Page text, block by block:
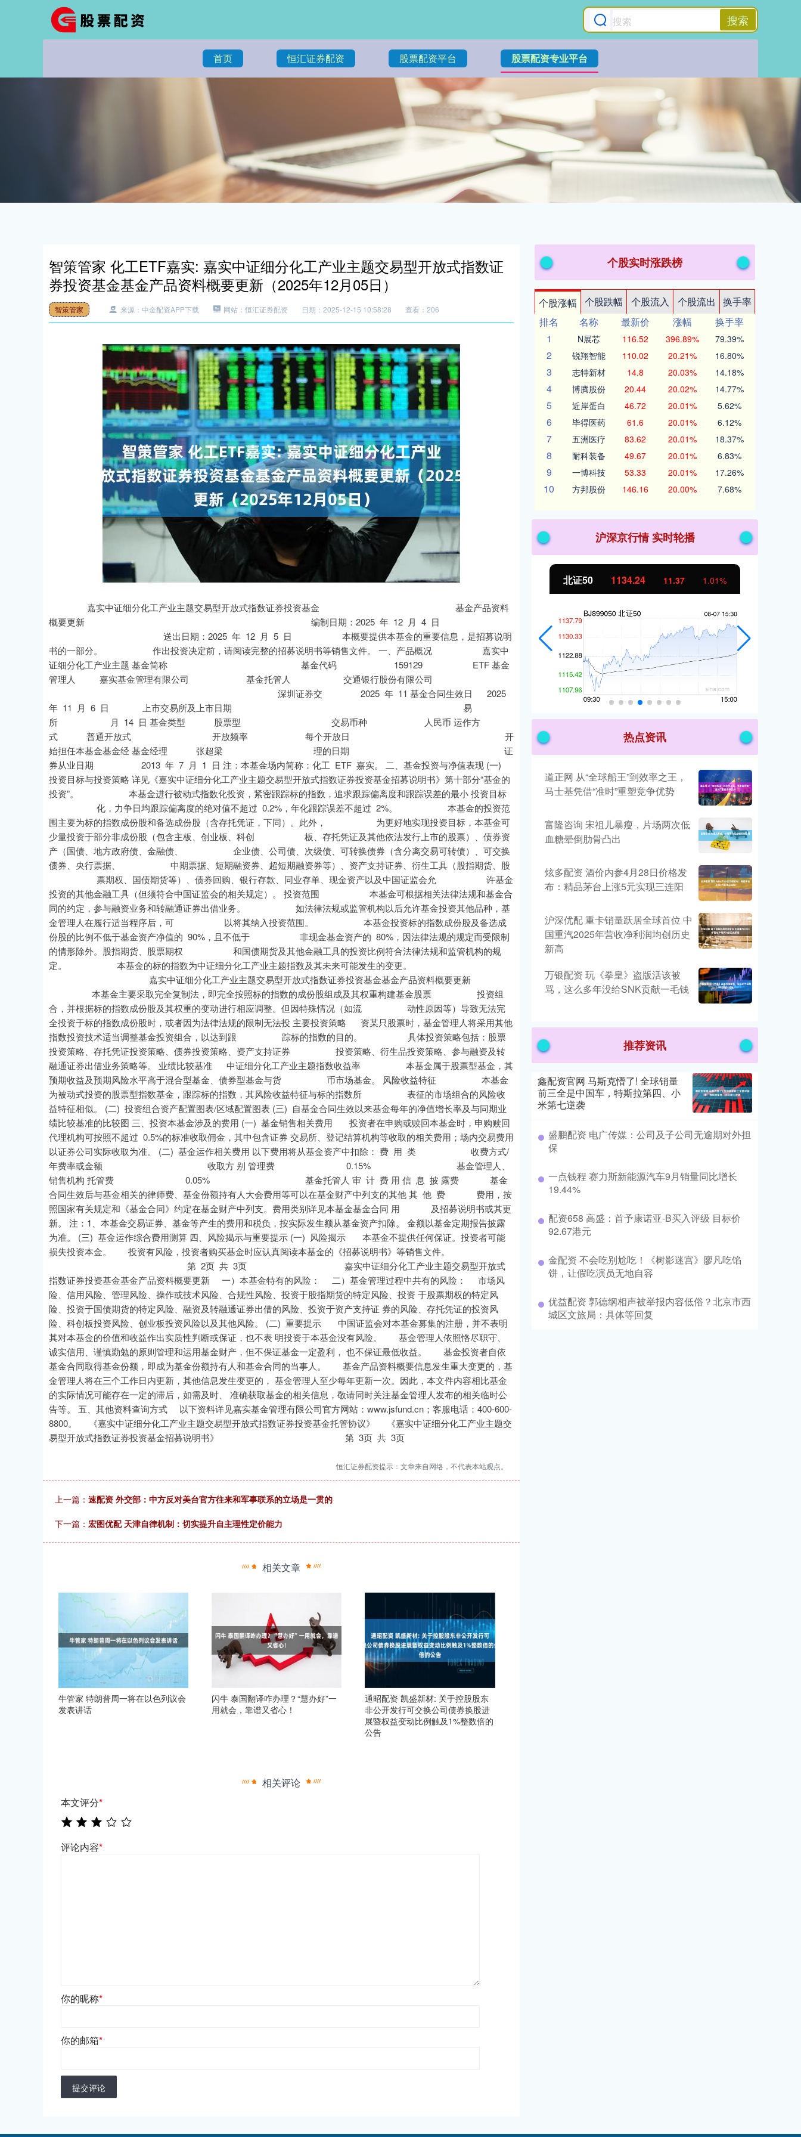
搜索
首页 恒汇证券配资 股票配资平台 股票配资专业平台
智策管家 化工ETF嘉实: 嘉实中证细分化工产业主题交易型开放式指数证
券投资基金基金产品资料概要更新（2025年12月05日）
智策管家 来源：中金配资APP下载 网站：恒汇证券配资 日期：2025-12-15 10:58:28 查看：206
嘉实中证细分化工产业主题交易型开放式指数证券投资基金 基金产品资料
概要更新 编制日期：2025 年 12 月 4 日
送出日期：2025 年 12 月 5 日 本概要提供本基金的重要信息，是招募说明
书的一部分。 作出投资决定前，请阅读完整的招募说明书等销售文件。 一、产品概况 嘉实中
证细分化工产业主题 基金简称 基金代码 159129 ETF 基金
管理人 嘉实基金管理有限公司 基金托管人 交通银行股份有限公司
深圳证券交 2025 年 11 基金合同生效日 2025
年 11 月 6 日 上市交易所及上市日期 易
所 月 14 日 基金类型 股票型 交易币种 人民币 运作方
式 普通开放式 开放频率 每个开放日 开
始担任本基金基金经 基金经理 张超梁 理的日期 证
券从业日期 2013 年 7 月 1 日 注：本基金场内简称：化工 ETF 嘉实。 二、基金投资与净值表现 (一)
投资目标与投资策略 详见《嘉实中证细分化工产业主题交易型开放式指数证券投资基金招募说明书》第十部分“基金的
投资”。 本基金进行被动式指数化投资，紧密跟踪标的指数，追求跟踪偏离度和跟踪误差的最小 投资目标
化，力争日均跟踪偏离度的绝对值不超过 0.2%，年化跟踪误差不超过 2%。 本基金的投资范
围主要为标的指数成份股和备选成份股（含存托凭证，下同）。此外， 为更好地实现投资目标，本基金可
少量投资于部分非成份股（包含主板、创业板、科创 板、存托凭证及其他依法发行上市的股票）、债券资
产（国债、地方政府债、金融债、 企业债、公司债、次级债、可转换债券（含分离交易可转债）、可交换
债券、央行票据、 中期票据、短期融资券、超短期融资券等）、资产支持证券、衍生工具（股指期货、股
票期权、国债期货等）、债券回购、银行存款、同业存单、现金资产以及中国证监会允 许基金
投资的其他金融工具（但须符合中国证监会的相关规定）。 投资范围 本基金可根据相关法律法规和基金合
同的约定，参与融资业务和转融通证券出借业务。 如法律法规或监管机构以后允许基金投资其他品种，基
金管理人在履行适当程序后，可 以将其纳入投资范围。 本基金投资标的指数成份股及备选成
份股的比例不低于基金资产净值的 90%，且不低于 非现金基金资产的 80%，因法律法规的规定而受限制
的情形除外。股指期货、股票期权 和国债期货及其他金融工具的投资比例符合法律法规和监管机构的规
定。 本基金的标的指数为中证细分化工产业主题指数及其未来可能发生的变更。
嘉实中证细分化工产业主题交易型开放式指数证券投资基金基金产品资料概要更新
本基金主要采取完全复制法，即完全按照标的指数的成份股组成及其权重构建基金股票 投资组
合，并根据标的指数成份股及其权重的变动进行相应调整。但因特殊情况（如流 动性原因等）导致无法完
全投资于标的指数成份股时，或者因为法律法规的限制无法投 主要投资策略 资某只股票时，基金管理人将采用其他
指数投资技术适当调整基金投资组合，以达到跟 踪标的指数的目的。 具体投资策略包括：股票
投资策略、存托凭证投资策略、债券投资策略、资产支持证券 投资策略、衍生品投资策略、参与融资及转
融通证券出借业务策略等。 业绩比较基准 中证细分化工产业主题指数收益率 本基金属于股票型基金，其
预期收益及预期风险水平高于混合型基金、债券型基金与货 币市场基金。 风险收益特征 本基金
为被动式投资的股票型指数基金，跟踪标的指数，其风险收益特征与标的指数所 表征的市场组合的风险收
益特征相似。 (二) 投资组合资产配置图表/区域配置图表 (三) 自基金合同生效以来基金每年的净值增长率及与同期业
绩比较基准的比较图 三、投资本基金涉及的费用 (一) 基金销售相关费用 投资者在申购或赎回本基金时，申购赎回
代理机构可按照不超过 0.5%的标准收取佣金，其中包含证券 交易所、登记结算机构等收取的相关费用；场内交易费用
以证券公司实际收取为准。 (二) 基金运作相关费用 以下费用将从基金资产中扣除： 费 用 类 收费方式/
年费率或金额 收取方 别 管理费 0.15% 基金管理人、
销售机构 托管费 0.05% 基金托管人 审 计 费 用 信 息 披 露费 基金
合同生效后与基金相关的律师费、基金份额持有人大会费用等可以在基金财产中列支的其他 其 他 费 费用，按
照国家有关规定和《基金合同》约定在基金财产中列支。费用类别详见本基金基金合同 用 及招募说明书或其更
新。 注：1、本基金交易证券、基金等产生的费用和税负，按实际发生额从基金资产扣除。 金额以基金定期报告披露
为准。 (三) 基金运作综合费用测算 四、风险揭示与重要提示 (一) 风险揭示 本基金不提供任何保证。投资者可能
损失投资本金。 投资有风险，投资者购买基金时应认真阅读本基金的《招募说明书》等销售文件。
第 2页 共 3页 嘉实中证细分化工产业主题交易型开放式
指数证券投资基金基金产品资料概要更新 一）本基金特有的风险： 二）基金管理过程中共有的风险： 市场风
险、信用风险、管理风险、操作或技术风险、合规性风险、投资于股指期货的特定风险、投资 于股票期权的特定风
险、投资于国债期货的特定风险、融资及转融通证券出借的风险、投资于资产支持证 券的风险、存托凭证的投资风
险、科创板投资风险、创业板投资风险以及其他风险。 (二) 重要提示 中国证监会对本基金募集的注册，并不表明
其对本基金的价值和收益作出实质性判断或保证，也不表 明投资于本基金没有风险。 基金管理人依照恪尽职守、
诚实信用、谨慎勤勉的原则管理和运用基金财产，但不保证基金一定盈利， 也不保证最低收益。 基金投资者自依
基金合同取得基金份额，即成为基金份额持有人和基金合同的当事人。 基金产品资料概要信息发生重大变更的，基
金管理人将在三个工作日内更新，其他信息发生变更的， 基金管理人至少每年更新一次。因此，本文件内容相比基金
的实际情况可能存在一定的滞后，如需及时、 准确获取基金的相关信息，敬请同时关注基金管理人发布的相关临时公
告等。 五、其他资料查询方式 以下资料详见嘉实基金管理有限公司官方网站：www.jsfund.cn；客服电话：400-600-
8800。 《嘉实中证细分化工产业主题交易型开放式指数证券投资基金托管协议》 《嘉实中证细分化工产业主题交
易型开放式指数证券投资基金招募说明书》 第 3页 共 3页
恒汇证券配资提示：文章来自网络，不代表本站观点。
上一篇： 速配资 外交部：中方反对美台官方往来和军事联系的立场是一贯的
下一篇： 宏图优配 天津自律机制：切实提升自主理性定价能力
相关文章
牛管家 特朗普周一将在以色列议会
发表讲话
闪牛 泰国翻译咋办理？“慧办好”一
用就会，靠谱又省心！
通昭配资 凯盛新材: 关于控股股东
非公开发行可交换公司债券换股进
展暨权益变动比例触及1%整数倍的
公告
相关评论
本文评分*
评论内容*
你的昵称*
你的邮箱*
提交评论
个股实时涨跌榜
个股涨幅 个股跌幅 个股流入 个股流出
换手率
排名
名称 最新价 涨幅
换手率
1
N展芯 116.52 396.89% 79.39%
2 锐翔智能 110.02 20.21% 16.80%
3 志特新材 14.8 20.03% 14.18%
4 博腾股份 20.44 20.02% 14.77%
5 近岸蛋白 46.72 20.01% 5.62%
6 毕得医药 61.6 20.01% 6.12%
7 五洲医疗 83.62 20.01% 18.37%
8 耐科装备 49.67 20.01% 6.83%
9 一博科技 53.33 20.01% 17.26%
10 方邦股份 146.16 20.00% 7.68%
沪深京行情 实时轮播
沪深300 4694.44 43.13 0.93% 北证50 1134.24 11.37 创业板指 3563.12 47.56 1.35%
热点资讯
道正网 从“全球船王”到效率之王，
马士基凭借“准时”重塑竞争优势
富隆咨询 宋祖儿暴瘦，片场两次低
血糖晕倒肋骨凸出
炫多配资 酒价内参4月28日价格发
布：精品茅台上涨5元实现三连阳
沪深优配 重卡销量跃居全球首位 中
国重汽2025年营收净利润均创历史
新高
万银配资 玩《拳皇》盗版活该被
骂，这么多年没给SNK贡献一毛钱
推荐资讯
鑫配资官网 马斯克懵了! 全球销量
前三全是中国车，特斯拉第四、小
米第七逆袭
盛鹏配资 电广传媒：公司及子公司无逾期对外担
保
一点钱程 赛力斯新能源汽车9月销量同比增长
19.44%
配资658 高盛：首予康诺亚-B买入评级 目标价
92.67港元
金配资 不会吃别尬吃！《树影迷宫》廖凡吃馅
饼，让假吃演员无地自容
优益配资 郭德纲相声被举报内容低俗？北京市西
城区文旅局：具体等回复